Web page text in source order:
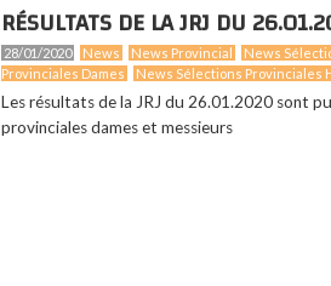
RÉSULTATS DE LA JRJ DU
28/01/2020 News News Provincial News
Provinciales Dames
News Sélections Provinciales
Les résultats de la JRJ du 26.01.2020 sont
provinciales dames et messieurs